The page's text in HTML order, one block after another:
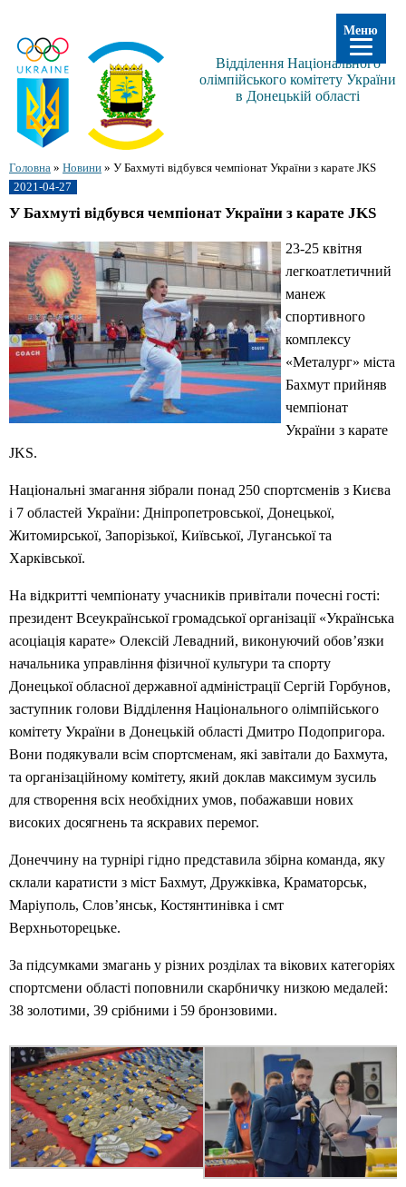
Відділення Національного
олімпійського комітету України
в Донецькій області
Головна » Новини » У Бахмуті відбувся чемпіонат України з карате JKS
2021-04-27
У Бахмуті відбувся чемпіонат України з карате JKS
23-25 квітня
легкоатлетичний
манеж
спортивного
комплексу
«Металург» міста
Бахмут прийняв
чемпіонат
України з карате
JKS.
Національні змагання зібрали понад 250 спортсменів з Києва
і 7 областей України: Дніпропетровської, Донецької,
Житомирської, Запорізької, Київської, Луганської та
Харківської.
На відкритті чемпіонату учасників привітали почесні гості:
президент Всеукраїнської громадської організації «Українська
асоціація карате» Олексій Левадний, виконуючий обов’язки
начальника управління фізичної культури та спорту
Донецької обласної державної адміністрації Сергій Горбунов,
заступник голови Відділення Національного олімпійського
комітету України в Донецькій області Дмитро Подопригора.
Вони подякували всім спортсменам, які завітали до Бахмута,
та організаційному комітету, який доклав максимум зусиль
для створення всіх необхідних умов, побажавши нових
високих досягнень та яскравих перемог.
Донеччину на турнірі гідно представила збірна команда, яку
склали каратисти з міст Бахмут, Дружківка, Краматорськ,
Маріуполь, Слов’янськ, Костянтинівка і смт
Верхньоторецьке.
За підсумками змагань у різних розділах та вікових категоріях
спортсмени області поповнили скарбничку низкою медалей:
38 золотими, 39 срібними і 59 бронзовими.
Меню